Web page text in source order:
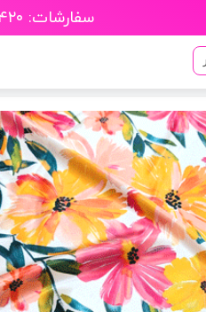
سفارشات: ۰۹۱۲۳۳۳۳۴۲۰ (از ۱۰/۳۰ الی ۲۰/۳۰)